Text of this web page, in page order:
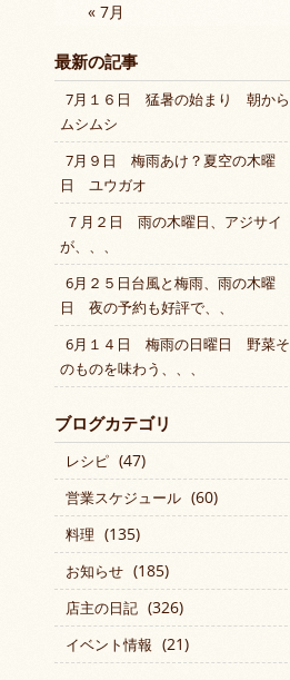
« 7月
最新の記事
7月１６日 猛暑の始まり 朝から
ムシムシ
7月９日 梅雨あけ？夏空の木曜
日 ユウガオ
７月２日 雨の木曜日、アジサイ
が、、、
6月２５日台風と梅雨、雨の木曜
日 夜の予約も好評で、、
6月１４日 梅雨の日曜日 野菜そ
のものを味わう、、、
ブログカテゴリ
レシピ (47)
営業スケジュール (60)
料理 (135)
お知らせ (185)
店主の日記 (326)
イベント情報 (21)